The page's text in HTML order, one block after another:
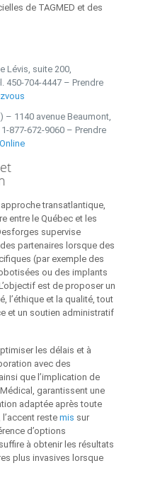
de TAGMED et des
Lévis, suite 200,
450‑704‑4447 – Prendre
– 1140 avenue Beaumont,
– Prendre
transatlantique,
entre le Québec et les
supervise
partenaires lorsque des
(par exemple des
ou des implants
est de proposer un
l’éthique et la qualité, tout
et un soutien administratif
les délais et à
avec des
que l’implication de
garantissent une
adaptée après toute
reste mis sur
d’options
à obtenir les résultats
plus invasives lorsque